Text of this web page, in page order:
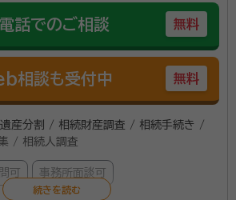
話でのご相談 無料
相談も受付中 無料
産分割 / 相続財産調査 / 相続手続き /
/ 相続人調査
可 事務所面談可